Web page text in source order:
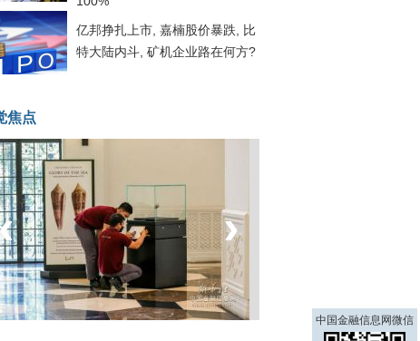
亿邦挣扎上市, 嘉楠股价暴跌, 比
特大陆内斗, 矿机企业路在何方?
焦点
菲律宾：防疫降级
›
中国金融信息网微信